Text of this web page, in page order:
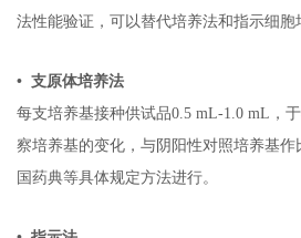
法性能验证，可以替代培养法和指示细胞
• 支原体培养法
每支培养基接种供试品0.5 mL-1.0 mL，
察培养基的变化，与阴阳性对照培养基
国药典等具体规定方法进行。